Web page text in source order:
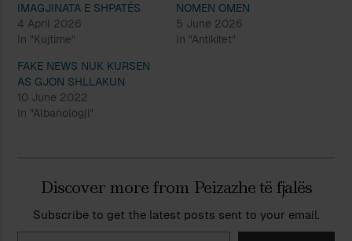
IMAGJINATA E SHPATËS
4 April 2026
In "Kujtime"
NOMEN OMEN
5 June 2026
In "Antikitet"
FAKE NEWS NUK KURSEN
AS GJON SHLLAKUN
10 June 2022
In "Albanologji"
Discover more from Peizazhe të fjalës
Subscribe to get the latest posts sent to your email.
Type your email…